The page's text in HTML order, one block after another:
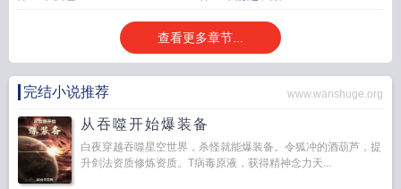
查看更多章节...
完结小说推荐 www.wanshuge.org
从吞噬开始爆装备
白夜穿越吞噬星空世界，杀怪就能爆装备。令狐冲的酒葫芦，提
升剑法资质修炼资质。T病毒原液，获得精神念力天...